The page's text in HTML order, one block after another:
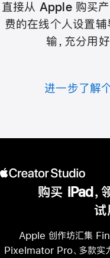
直接从 Apple 购买产
费的在线个人设置辅
输，充分用
进一步了解
购买 iPad，
试
注
Apple 创作坊汇集
Pixelmator Pro、多款实